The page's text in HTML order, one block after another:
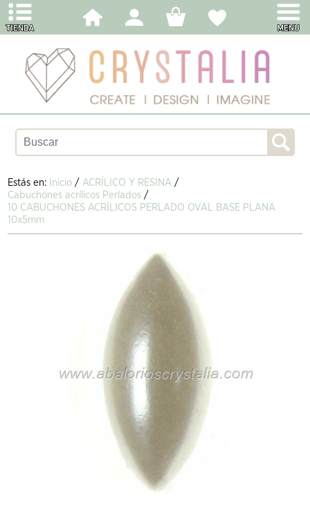
Estás en: Inicio / ACRÍLICO Y RESINA /
Cabuchones acrílicos Perlados /
10 CABUCHONES ACRÍLICOS PERLADO OVAL BASE PLANA
10x5mm